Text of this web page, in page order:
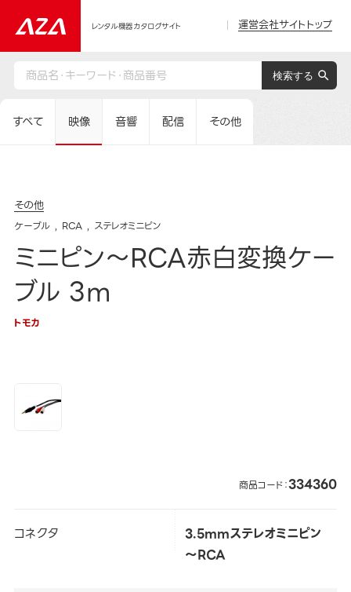
レンタル機器カタログサイト 運営会社サイトトップ
すべて 映像 音響 配信 その他
その他
ケーブル RCA ステレオミニピン
ミニピン～RCA赤白変換ケー
ブル 3m
トモカ
商品コード：334360
コネクタ
3.5mmステレオミニピン
～RCA